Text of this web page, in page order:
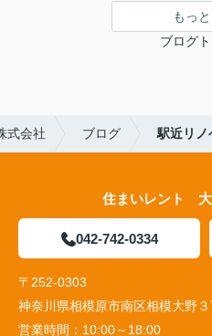
もっ
ブログ
式会社 ブログ 駅近リノ
住まいレント 大
042-742-0334
〒252-0303
神奈川県相模原市南区相模大野
営業時間： 10:00～18:00